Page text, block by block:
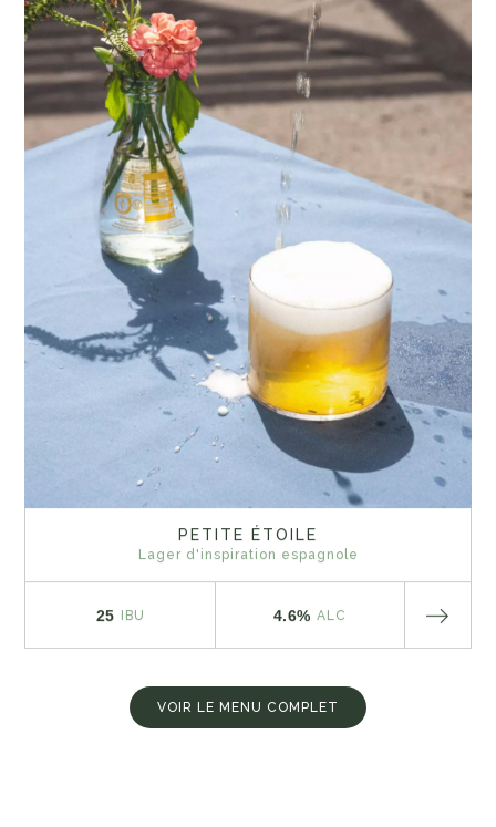
PETITE ÉTOILE
Lager d'inspiration espagnole
25 IBU 4.6% ALC
VOIR LE MENU COMPLET